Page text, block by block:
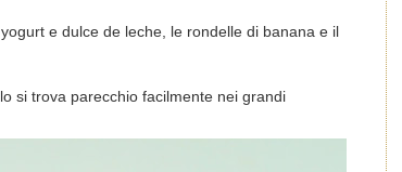
e dulce de leche, le rondelle di banana e il
si trova parecchio facilmente nei grandi